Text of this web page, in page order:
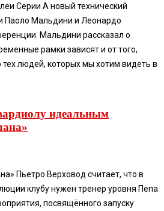
Серии А новый технический
Паоло Мальдини и Леонардо
Мальдини рассказал о
рамки зависят и от того,
людей, которых мы хотим видеть в
идеальным
Пьетро Верховод считает, что в
клубу нужен тренер уровня Пепа
посвящённого запуску